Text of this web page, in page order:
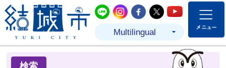
結城市公式LINE
結城市公式Instagram
結城市公式
結城市公式
結城市
Multilingual
検索